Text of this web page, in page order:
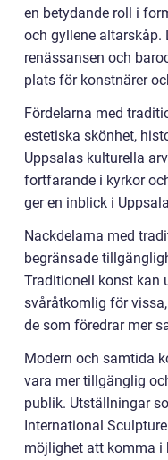
en betydande roll i
och gyllene
renässansen och
plats för konstnärer
Fördelarna med
estetiska skönhet,
Uppsalas kulturella
fortfarande i kyrkor
ger en inblick i
Nackdelarna med
begränsade
Traditionell konst kan
svåråtkomlig för
de som föredrar mer
Modern och samtida
vara mer tillgänglig
publik. Utställningar
International
möjlighet att komma i